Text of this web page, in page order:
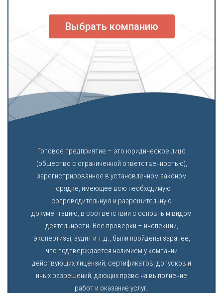
Выбрать компанию
Готовое предприятие – это юридическое лицо
(общество с ограниченной ответственностью),
зарегистрированное в установленном законом
порядке, имеющее всю необходимую
сопроводительную и разрешительную
документацию, в соответствии с основным видом
деятельности. Все проверки – инспекции,
экспертизы, аудит и т.д., были пройдены заранее,
что подтверждается наличием у компании
действующих лицензий, сертификатов, допусков и
иных разрешений, дающих право на выполнение
работ и оказание услуг.